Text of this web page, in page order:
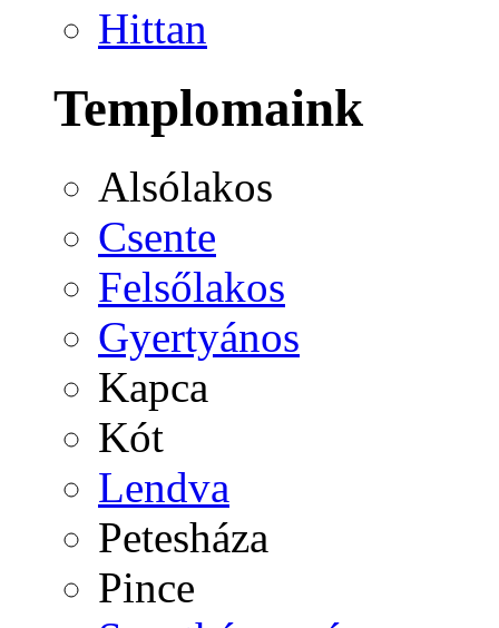
Hittan
Templomaink
Alsólakos
Csente
Felsőlakos
Gyertyános
Kapca
Kót
Lendva
Petesháza
Pince